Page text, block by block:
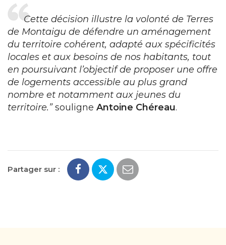
Cette décision illustre la volonté de Terres
de Montaigu de défendre un aménagement
du territoire cohérent, adapté aux spécificités
locales et aux besoins de nos habitants, tout
en poursuivant l’objectif de proposer une offre
de logements accessible au plus grand
nombre et notamment aux jeunes du
territoire.”souligne Antoine Chéreau.
Partager sur :